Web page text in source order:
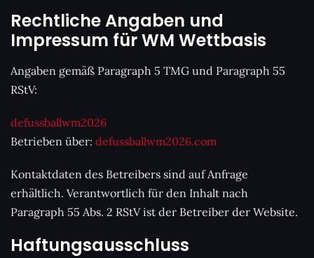
Rechtliche Angaben und
Impressum für WM Wettbasis
Angaben gemäß Paragraph 5 TMG und Paragraph 55
RStV:
defussballwm2026
Betrieben über: defussballwm2026.com
Kontaktdaten des Betreibers sind auf Anfrage
erhältlich. Verantwortlich für den Inhalt nach
Paragraph 55 Abs. 2 RStV ist der Betreiber der Website.
Haftungsausschluss